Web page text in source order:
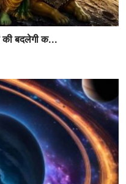
की बदलेगी क...